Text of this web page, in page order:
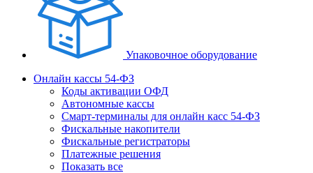
Упаковочное оборудование
Онлайн кассы 54-ФЗ
Коды активации ОФД
Автономные кассы
Смарт-терминалы для онлайн касс 54-ФЗ
Фискальные накопители
Фискальные регистраторы
Платежные решения
Показать все